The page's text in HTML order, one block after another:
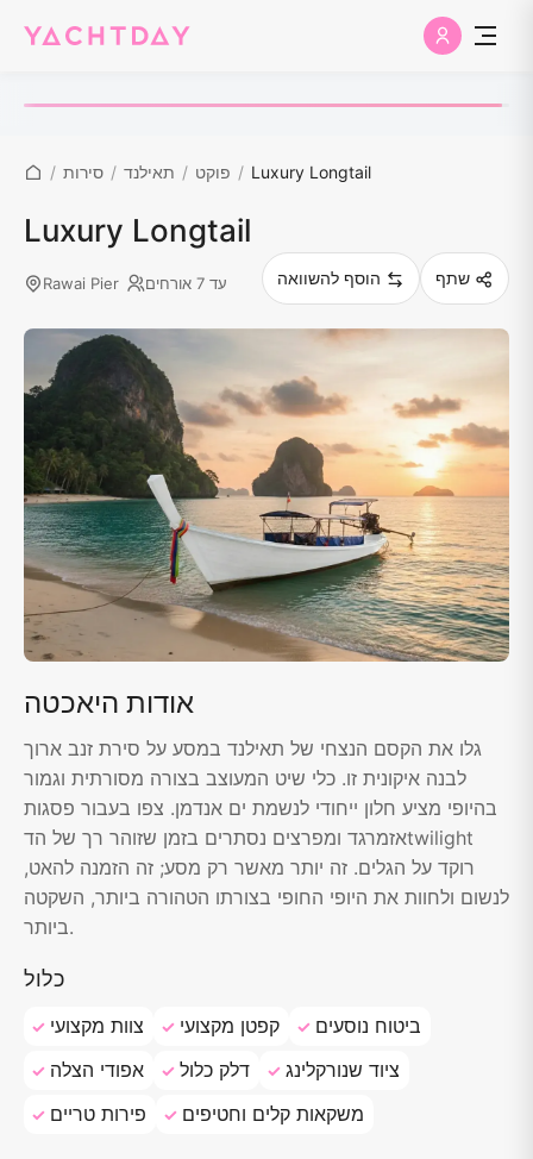
/ סירות / תאילנד / פוקט / Luxury Longtail
Luxury Longtail
Rawai Pier עד 7 אורחים הוסף להשוואה שתף
אודות היאכטה
גלו את הקסם הנצחי של תאילנד במסע על סירת זנב ארוך
לבנה איקונית זו. כלי שיט המעוצב בצורה מסורתית וגמור
בהיופי מציע חלון ייחודי לנשמת ים אנדמן. צפו בעבור פסגות
אזמרגד ומפרצים נסתרים בזמן שזוהר רך של הדtwilight
רוקד על הגלים. זה יותר מאשר רק מסע; זה הזמנה להאט,
לנשום ולחוות את היופי החופי בצורתו הטהורה ביותר, השקטה
ביותר.
כלול
צוות מקצועי קפטן מקצועי
ביטוח נוסעים
אפודי הצלה
דלק כלול
ציוד שנורקלינג
פירות טריים
משקאות קלים וחטיפים